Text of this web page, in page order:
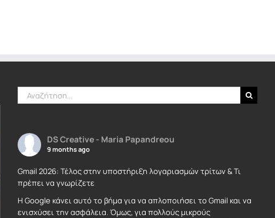
Αναζήτηση
για:
DS Creative - Maria Papandreou
9 months ago
Gmail 2026: Τέλος στην υποστήριξη λογαριασμών τρίτων & Τι
πρέπει να γνωρίζετε
Η Google κάνει αυτό το βήμα για να απλοποιήσει το Gmail και να
ενισχύσει την ασφάλεια. Όμως, για πολλούς μικρούς